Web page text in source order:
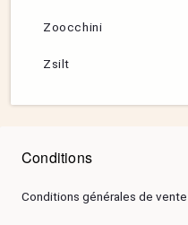
Zoocchini
Zsilt
Conditions
Conditions générales de vente